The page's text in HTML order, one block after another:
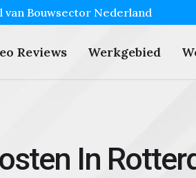
van Bouwsector Nederland
Reviews Werkgebied
In